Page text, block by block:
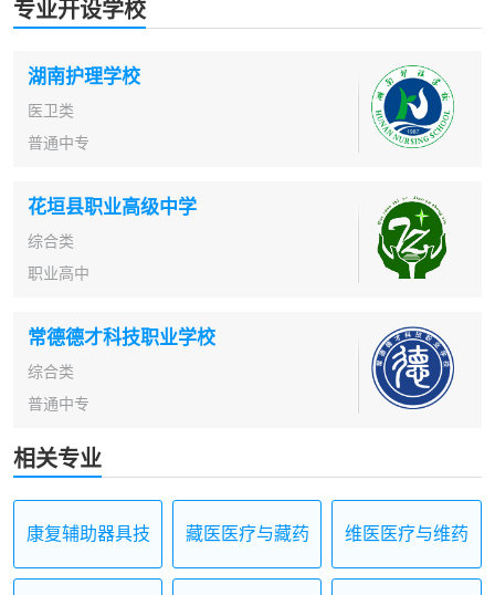
专业开设学校
湖南护理学校
医卫类
普通中专
花垣县职业高级中学
综合类
职业高中
常德德才科技职业学校
综合类
普通中专
相关专业
康复辅助器具技
藏医医疗与藏药 维医医疗与维药